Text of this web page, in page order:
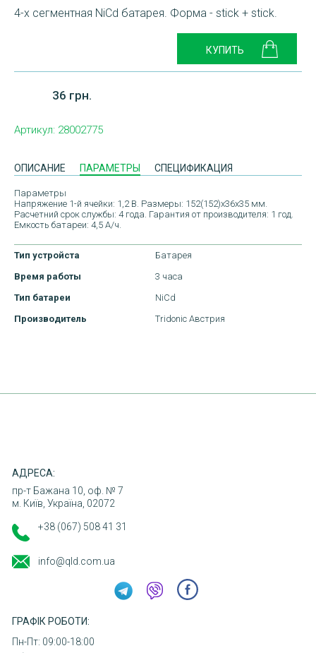
4-х сегментная NiCd батарея. Форма - stick + stick.
36 грн.
Артикул: 28002775
ОПИСАНИЕ ПАРАМЕТРЫ СПЕЦИФИКАЦИЯ
Параметры
Напряжение 1-й ячейки: 1,2 В. Размеры: 152(152)x36x35 мм.
Расчетний срок службы: 4 года. Гарантия от производителя: 1 год.
Емкость батареи: 4,5 А/ч.
Тип устройста
Батарея
Время работы
3 часа
Тип батареи
NiCd
Производитель
Tridonic Австрия
ОПЛАТА
АДРЕСА:
пр-т Бажана 10, оф. № 7
м. Київ, Україна, 02072
ГРАФІК РОБОТИ:
Пн-Пт: 09:00-18:00
+38 (067) 508 41 31
info@qld.com.ua